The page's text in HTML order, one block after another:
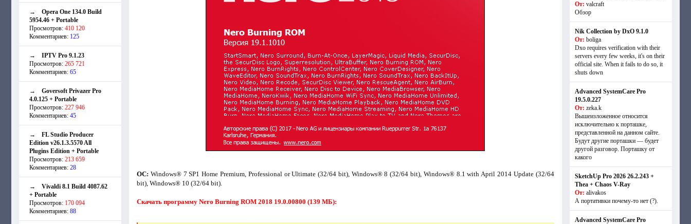
→ Opera One 134.0 Build
5954.46 + Portable
Просмотров: 410 120
Комментариев: 125
→ IPTV Pro 9.1.23
Просмотров: 265 721
Комментариев: 65
→ Goversoft Privazer Pro
4.0.125 + Portable
Просмотров: 227 946
Комментариев: 45
→ FL Studio Producer
Edition v26.1.3.5570 All
Plugins Edition + Portable
Просмотров: 213 659
Комментариев: 28
→ Vivaldi 8.1 Build 4087.62
+ Portable
Просмотров: 170 094
Комментариев: 88
ОС: Windows® 7 SP1 Home Premium, Professional or Ultimate (32/64 bit), Windows® 8 (32/64 bit), Windows® 8.1 with April 2014 Update (32/64
bit), Windows® 10 (32/64 bit).
Скачать программу Nero Burning ROM 2018 19.0.00800 (139 МБ):
От: valcraft
Обзор
Nik Collection by DxO 9.1.0
От: boliga
Dxo requires verification with their
servers every few weeks, it's on their
official site. When it fails to do so, it
shuts down
Advanced SystemCare Pro
19.5.0.227
От: zeka.k
Вышеизложенное относится
исключительно к порташке,
представленной на данном сайте.
Будут другие порташки — будет
другой разговор. Порташку от
какого
SketchUp Pro 2026 26.2.243 +
Thea + Chaos V-Ray
От: alivakos
А портативки почему-то нет (?).
Advanced SystemCare Pro